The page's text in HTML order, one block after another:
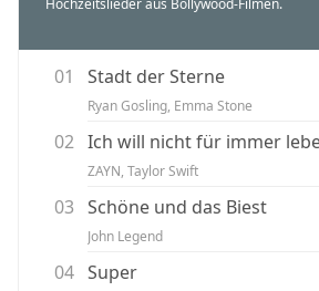
Hochzeitslieder aus Bollywood-Filmen.
01 Stadt der Sterne
Ryan Gosling, Emma Stone
02 Ich will nicht für immer
ZAYN, Taylor Swift
03 Schöne und das Biest
John Legend
04 Super